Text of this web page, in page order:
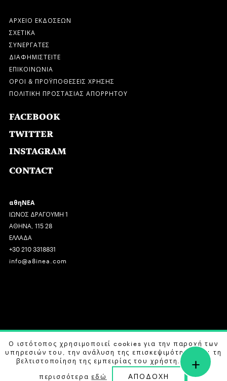
ΑΡΧΕΙΟ ΕΚΔΟΣΕΩΝ
ΣΧΕΤΙΚΑ
ΣΥΝΕΡΓΑΤΕΣ
ΔΙΑΦΗΜΙΣΤΕΙΤΕ
ΕΠΙΚΟΙΝΩΝΙΑ
ΟΡΟΙ & ΠΡΟΫΠΟΘΕΣΕΙΣ ΧΡΗΣΗΣ
ΠΟΛΙΤΙΚΗ ΠΡΟΣΤΑΣΙΑΣ ΑΠΟΡΡΗΤΟΥ
FACEBOOK
TWITTER
INSTAGRAM
CONTACT
αθηΝΕΑ
ΙΩΝΟΣ ΔΡΑΓΟΥΜΗ 1
ΑΘΗΝΑ, 115 28
ΕΛΛΑΔΑ
+30 210 3318831
info@a8inea.com
COPYRIGHT © 2026 αθηΝΕΑ, ALL RIGHTS RESERVED.
DESIGN BY G DESIGN STUDIO. DEVELOPED BYB LABS
Ο ιστότοπος χρησιμοποιεί cookies για την παροχή των
υπηρεσιών του, την ανάλυση της επισκεψιμότητας και τη
βελτιστοποίηση της εμπειρίας του χρήστη. Μάθετε
περισσότεραεδώ ΑΠΟΔΟΧΗ
+